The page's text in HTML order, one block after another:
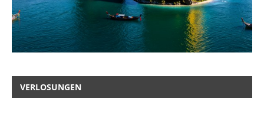
VERLOSUNGEN